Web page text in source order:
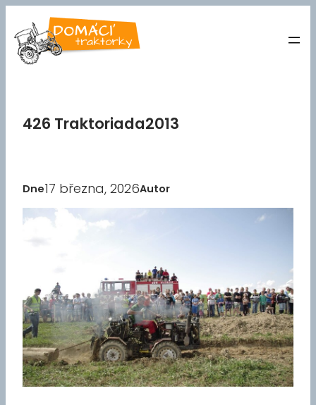
na
obsah
426 Traktoriada2013
Dne17 března, 2026Autor